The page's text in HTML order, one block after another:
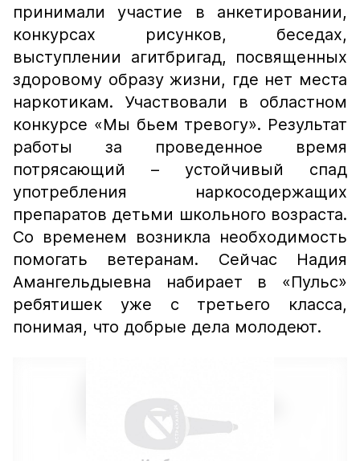
принимали участие в анкетировании,
конкурсах рисунков, беседах,
выступлении агитбригад, посвященных
здоровому образу жизни, где нет места
наркотикам. Участвовали в областном
конкурсе «Мы бьем тревогу». Результат
работы за проведенное время
потрясающий – устойчивый спад
употребления наркосодержащих
препаратов детьми школьного возраста.
Со временем возникла необходимость
помогать ветеранам. Сейчас Надия
Амангельдыевна набирает в «Пульс»
ребятишек уже с третьего класса,
понимая, что добрые дела молодеют.